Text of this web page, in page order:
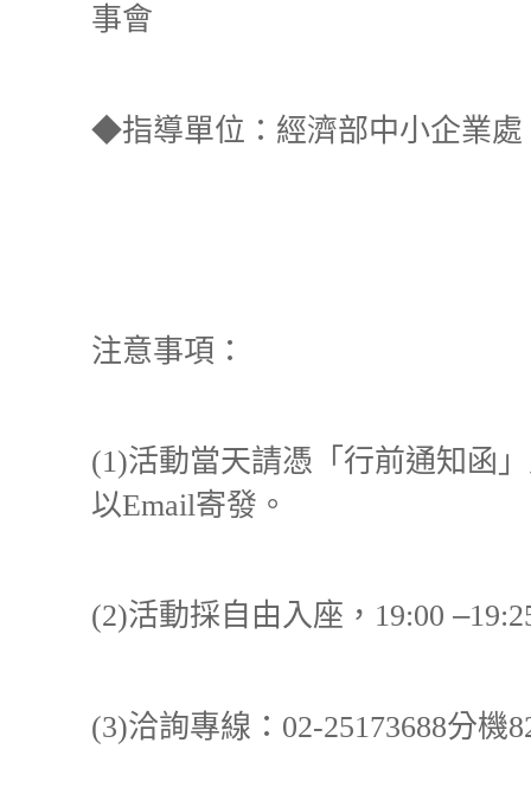
事會
◆指導單位：經濟部中小企業處
注意事項：
(1)活動當天請憑「行前通知函
以Email寄發。
(2)活動採自由入座， 19:00–
(3)洽詢專線： 02-25173688分機